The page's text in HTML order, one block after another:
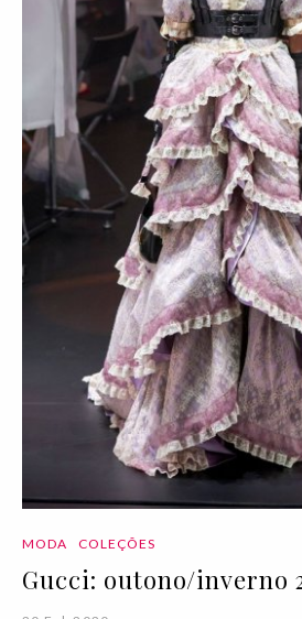
MODA COLEÇÕES
Gucci: outono/inverno